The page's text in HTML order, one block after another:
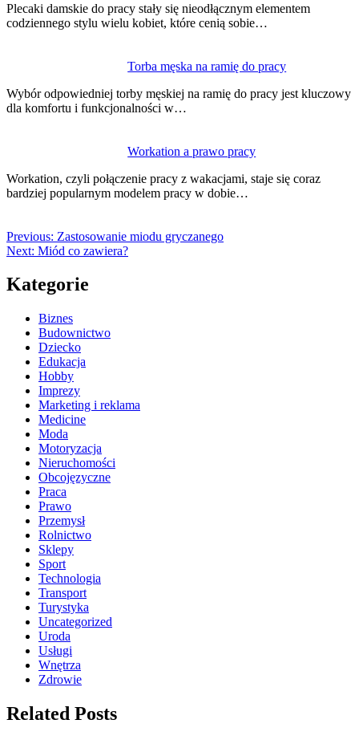
Plecaki damskie do pracy stały się nieodłącznym elementem
codziennego stylu wielu kobiet, które cenią sobie…
Torba męska na ramię do pracy
Wybór odpowiedniej torby męskiej na ramię do pracy jest kluczowy
dla komfortu i funkcjonalności w…
Workation a prawo pracy
Workation, czyli połączenie pracy z wakacjami, staje się coraz
bardziej popularnym modelem pracy w dobie…
Previous: Zastosowanie miodu gryczanego
Next: Miód co zawiera?
Kategorie
Biznes
Budownictwo
Dziecko
Edukacja
Hobby
Imprezy
Marketing i reklama
Medicine
Moda
Motoryzacja
Nieruchomości
Obcojęzyczne
Praca
Prawo
Przemysł
Rolnictwo
Sklepy
Sport
Technologia
Transport
Turystyka
Uncategorized
Uroda
Usługi
Wnętrza
Zdrowie
Related Posts